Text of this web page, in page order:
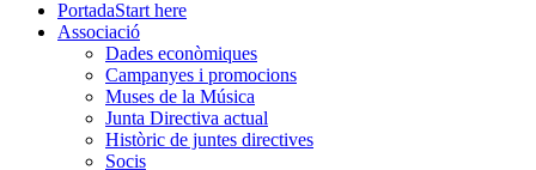
PortadaStart here
Associació
Dades econòmiques
Campanyes i promocions
Muses de la Música
Junta Directiva actual
Històric de juntes directives
Socis